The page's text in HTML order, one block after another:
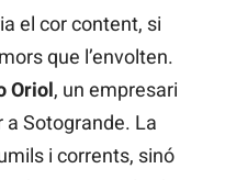
el cor content, si
que l’envolten.
Oriol, un empresari
a Sotogrande. La
i corrents, sinó